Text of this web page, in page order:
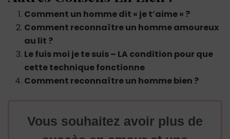
Comment un homme dit « je t’aime » ?
Comment reconnaître un homme amoureux
au lit ?
Le fuis moi je te suis – LA condition pour que
cette technique fonctionne
Comment reconnaître un homme bien ?
Vous souhaitez avoir plus de